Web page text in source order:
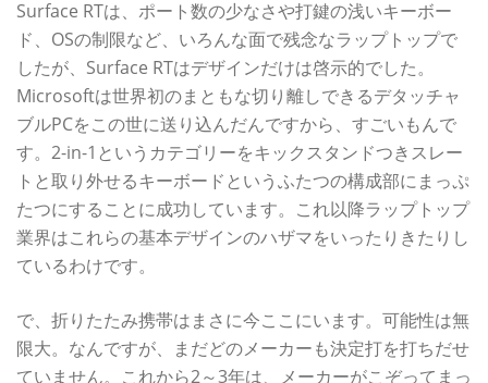
Surface RTは、ポート数の少なさや打鍵の浅いキーボー
ド、OSの制限など、いろんな面で残念なラップトップで
したが、Surface RTはデザインだけは啓示的でした。
Microsoftは世界初のまともな切り離しできるデタッチャ
ブルPCをこの世に送り込んだんですから、すごいもんで
す。2-in-1というカテゴリーをキックスタンドつきスレー
トと取り外せるキーボードというふたつの構成部にまっぷ
たつにすることに成功しています。これ以降ラップトップ
業界はこれらの基本デザインのハザマをいったりきたりし
ているわけです。
で、折りたたみ携帯はまさに今ここにいます。可能性は無
限大。なんですが、まだどのメーカーも決定打を打ちだせ
ていません。これから2～3年は、メーカーがこぞってまっ